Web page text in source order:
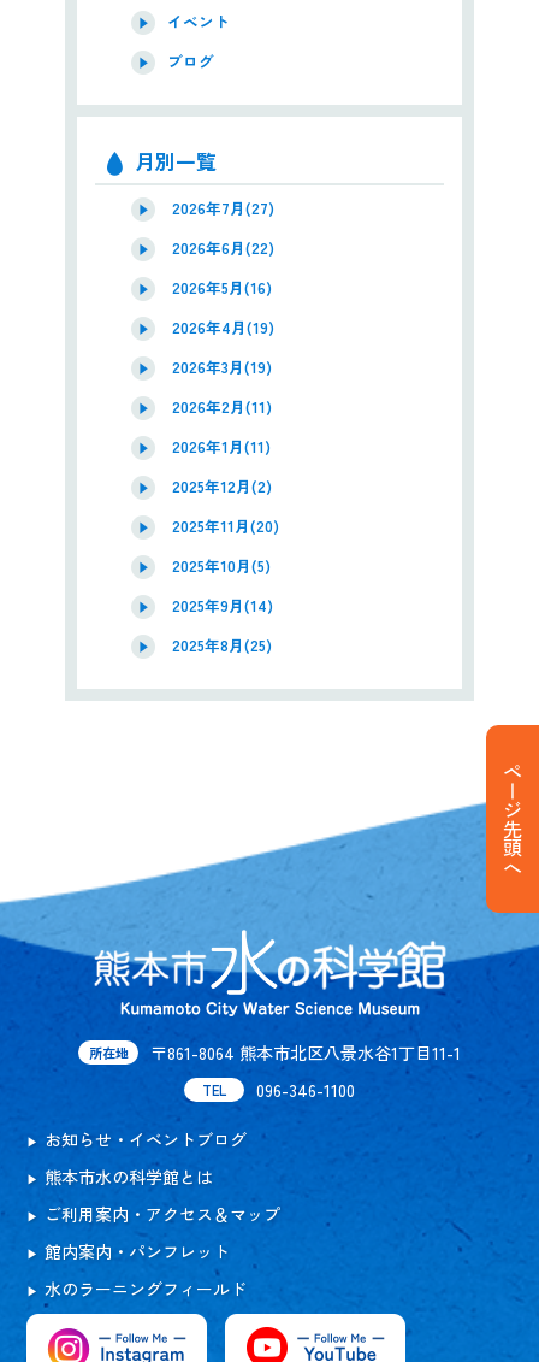
イベント
ブログ
月別一覧
2026年7月(27)
2026年6月(22)
2026年5月(16)
2026年4月(19)
2026年3月(19)
2026年2月(11)
2026年1月(11)
2025年12月(2)
2025年11月(20)
2025年10月(5)
2025年9月(14)
2025年8月(25)
ページ先頭へ
所在地 〒861-8064 熊本市北区八景水谷1丁目11-1
TEL 096-346-1100
お知らせ・イベントブログ
熊本市水の科学館とは
ご利用案内・アクセス＆マップ
館内案内・パンフレット
水のラーニングフィールド